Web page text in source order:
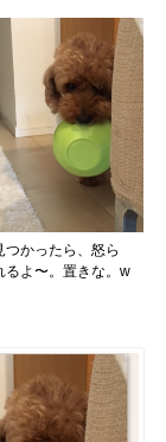
つかったら、怒ら
るよ〜。置きな。w